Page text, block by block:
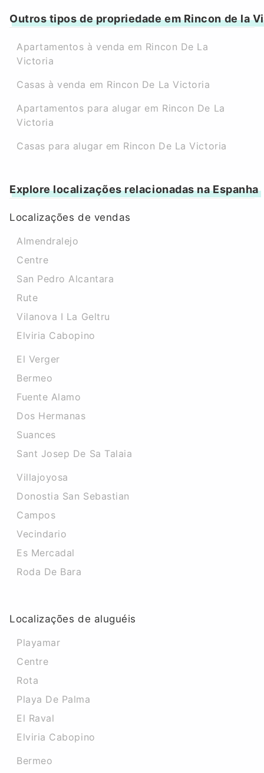
Outros tipos de propriedade em Rincon de la
Apartamentos à venda em Rincon De La
Victoria
Casas à venda em Rincon De La Victoria
Apartamentos para alugar em Rincon De La
Victoria
Casas para alugar em Rincon De La Victoria
Explore localizações relacionadas na Espanha
Localizações de vendas
Almendralejo
Centre
San Pedro Alcantara
Rute
Vilanova I La Geltru
Elviria Cabopino
El Verger
Bermeo
Fuente Alamo
Dos Hermanas
Suances
Sant Josep De Sa Talaia
Villajoyosa
Donostia San Sebastian
Campos
Vecindario
Es Mercadal
Roda De Bara
Localizações de aluguéis
Playamar
Centre
Rota
Playa De Palma
El Raval
Elviria Cabopino
Bermeo